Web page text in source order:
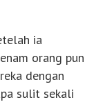
ia
orang pun
dengan
sulit sekali